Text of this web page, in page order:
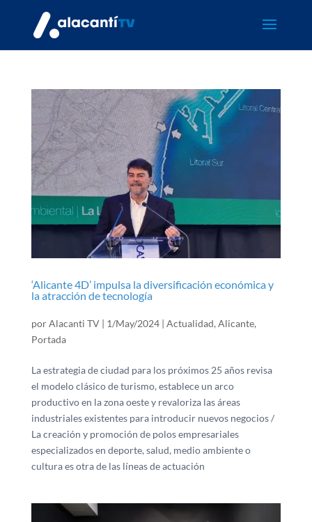
‘Alicante 4D’ impulsa la diversificación económica y
la atracción de tecnología
porAlacanti TV| 1/May/2024| Actualidad,Alicante,
Portada
La estrategia de ciudad para los próximos 25 años revisa
el modelo clásico de turismo, establece un arco
productivo en la zona oeste y revaloriza las áreas
industriales existentes para introducir nuevos negocios /
La creación y promoción de polos empresariales
especializados en deporte, salud, medio ambiente o
cultura es otra de las líneas de actuación